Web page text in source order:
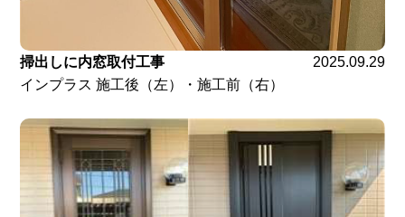
掃出しに内窓取付工事
2025.09.29
インプラス 施工後（左）・施工前（右）